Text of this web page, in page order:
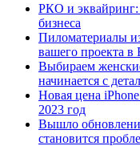
РКО и эквайринг:
бизнеса
Пиломатериалы
вашего проекта в
Выбираем
начинается с
Новая цена
2023 год
Вышло
становится